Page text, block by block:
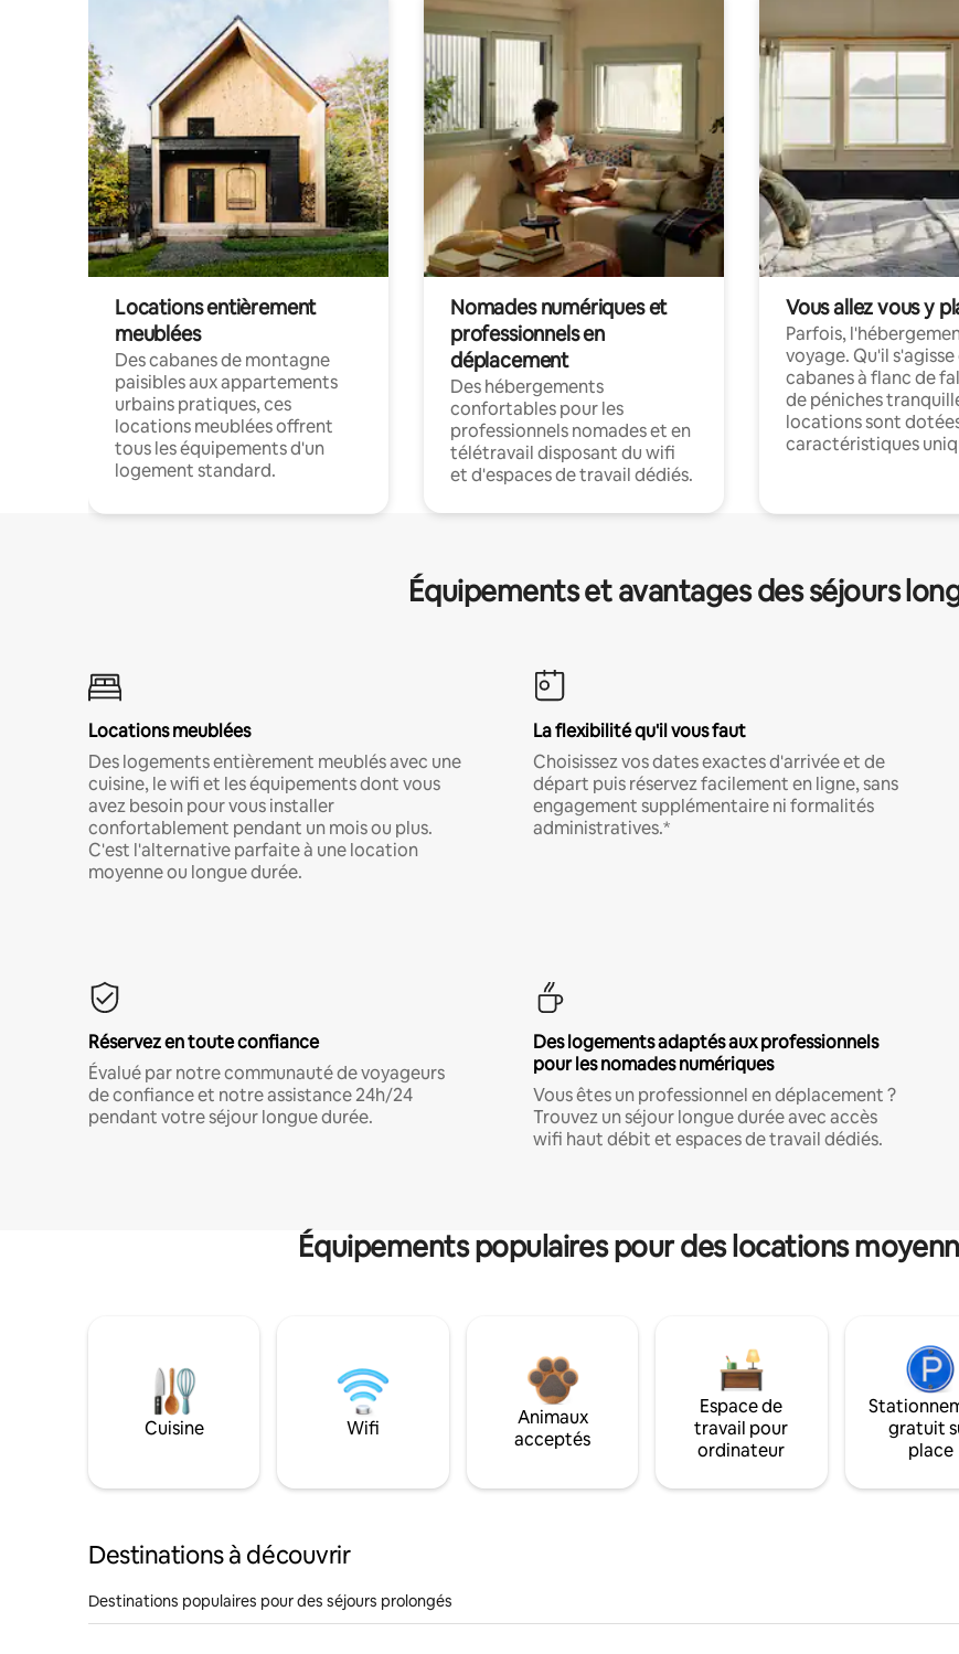
Locations entièrement
meublées
Des cabanes de montagne
paisibles aux appartements
urbains pratiques, ces
locations meublées offrent
tous les équipements d'un
logement standard.
Nomades numériques et
professionnels en
déplacement
Des hébergements
confortables pour les
professionnels nomades et en
télétravail disposant du wifi
et d'espaces de travail dédiés.
Vous allez vous y
Parfois,
voyage. Qu'il s'agisse
cabanes à flanc de
de péniches
locations sont
caractéristiques
Équipements et avantages des séjours
Locations meublées
Des logements entièrement meublés avec une
cuisine, le wifi et les équipements dont vous
avez besoin pour vous installer
confortablement pendant un mois ou plus.
C'est l'alternative parfaite à une location
moyenne ou longue durée.
La flexibilité qu'il vous faut
Choisissez vos dates exactes d'arrivée et de
départ puis réservez facilement en ligne, sans
engagement supplémentaire ni formalités
administratives.*
Réservez en toute confiance
Évalué par notre communauté de voyageurs
de confiance et notre assistance 24h/24
pendant votre séjour longue durée.
Des logements adaptés aux professionnels
pour les nomades numériques
Vous êtes un professionnel en déplacement ?
Trouvez un séjour longue durée avec accès
wifi haut débit et espaces de travail dédiés.
Équipements populaires pour des locations
Cuisine Wifi
Animaux
acceptés
Espace de
travail pour
ordinateur
gratuit
place
Destinations à découvrir
Destinations populaires pour des séjours prolongés